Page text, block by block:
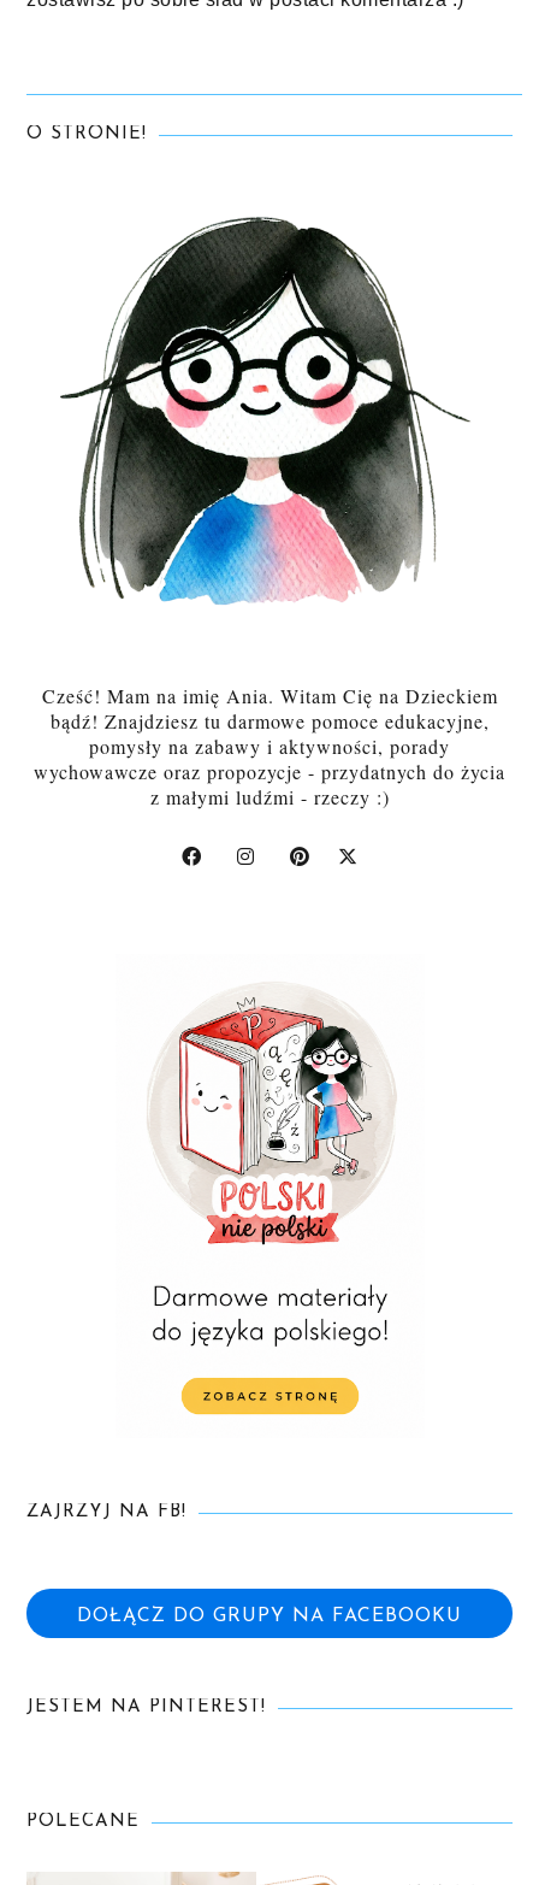
O STRONIE!
Cześć! Mam na imię Ania. Witam Cię na Dzieckiem
bądź! Znajdziesz tu darmowe pomoce edukacyjne,
pomysły na zabawy i aktywności, porady
wychowawcze oraz propozycje - przydatnych do życia
z małymi ludźmi - rzeczy :)
ZAJRZYJ NA FB!
DOŁĄCZ DO GRUPY NA FACEBOOKU
JESTEM NA PINTEREST!
POLECANE